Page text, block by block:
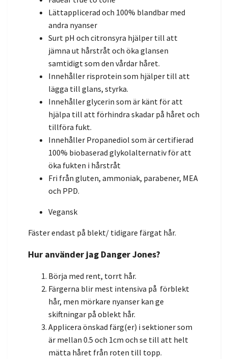
Lättapplicerad och 100% blandbar med
andra nyanser
Surt pH och citronsyra hjälper till att
jämna ut hårstråt och öka glansen
samtidigt som den vårdar håret.
Innehåller risprotein som hjälper till att
lägga till glans, styrka.
Innehåller glycerin som är känt för att
hjälpa till att förhindra skadar på håret och
tillföra fukt.
Innehåller Propanediol som är certifierad
100% biobaserad glykolalternativ för att
öka fukten i hårstråt
Fri från gluten, ammoniak, parabener, MEA
och PPD.
Vegansk
Fäster endast på blekt/ tidigare färgat hår.
Hur använder jag Danger Jones?
Börja med rent, torrt hår.
Färgerna blir mest intensiva på förblekt
hår, men mörkare nyanser kan ge
skiftningar på oblekt hår.
Applicera önskad färg(er) i sektioner som
är mellan 0.5 och 1cm och se till att helt
mätta håret från roten till topp.